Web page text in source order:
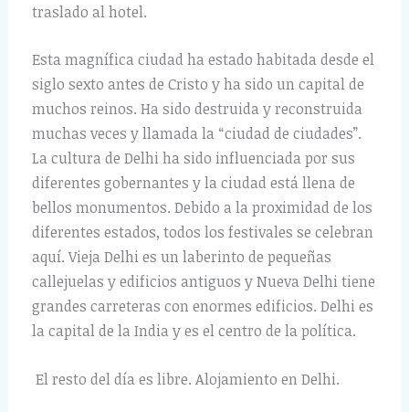
traslado al hotel.
Esta magnífica ciudad ha estado habitada desde el
siglo sexto antes de Cristo y ha sido un capital de
muchos reinos. Ha sido destruida y reconstruida
muchas veces y llamada la “ciudad de ciudades”.
La cultura de Delhi ha sido influenciada por sus
diferentes gobernantes y la ciudad está llena de
bellos monumentos. Debido a la proximidad de los
diferentes estados, todos los festivales se celebran
aquí. Vieja Delhi es un laberinto de pequeñas
callejuelas y edificios antiguos y Nueva Delhi tiene
grandes carreteras con enormes edificios. Delhi es
la capital de la India y es el centro de la política.
El resto del día es libre. Alojamiento en Delhi.